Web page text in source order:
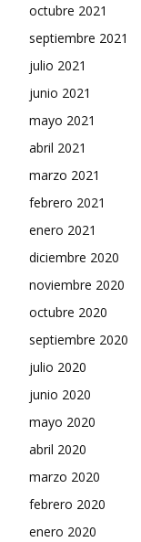
octubre 2021
septiembre 2021
julio 2021
junio 2021
mayo 2021
abril 2021
marzo 2021
febrero 2021
enero 2021
diciembre 2020
noviembre 2020
octubre 2020
septiembre 2020
julio 2020
junio 2020
mayo 2020
abril 2020
marzo 2020
febrero 2020
enero 2020